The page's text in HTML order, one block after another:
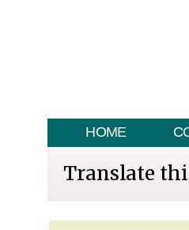
HOME
Translate